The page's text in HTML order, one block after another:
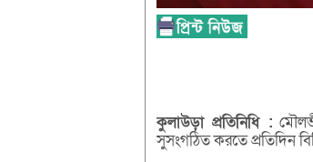
কুলাউড়াপ্রতিনিধি :
সুসংগঠিত করতে প্রতিদিন